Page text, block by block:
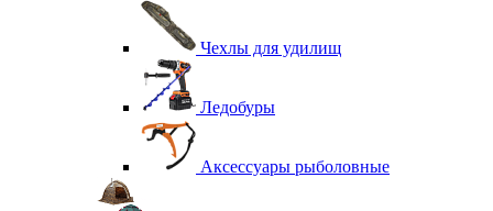
Чехлы для удилищ
Ледобуры
Аксессуары рыболовные